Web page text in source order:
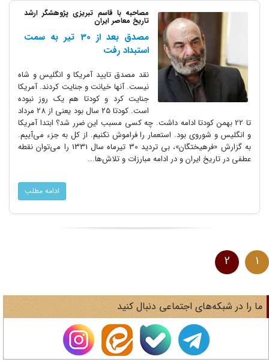
مصاحبه با قاسم تبریزی پژوهشگر ارشد
تاریخ معاصر ایران
مصدق بعد از 30 تیر به سمت
استبداد رفت
نقد مصدق تایید آمریکا و انگلیس و شاه
نیست. آنها خیانت و جنایت کردند. آمریکا
جنایت کرد و کودتا هم یک روز نبوده
است. کودتا 25 سال بود یعنی از 28 مرداد
تا 22 بهمن کودتا ادامه داشت. چه کسی مسبب این ضرر شد؟ ابتدا آمریکا
و انگلیس و شوروی بود. استعمار را فراموش نکنیم. از کل به جزء می‌آییم.
به گزارش «فرهیختگان»، بی تردید 30 تیرماه سال 1331 را می‌توان نقطه
عطفی در تاریخ ایران و در ادامه مبارزات و تلاش‌ها...
ادامه مطلب
1
2
را در شبکه‌های اجتماعی دنبال کنید